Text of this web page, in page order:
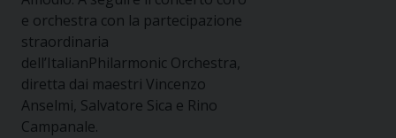
e orchestra con la partecipazione
straordinaria
dell’ItalianPhilarmonic Orchestra,
diretta dai maestri Vincenzo
Anselmi, Salvatore Sica e Rino
Campanale.